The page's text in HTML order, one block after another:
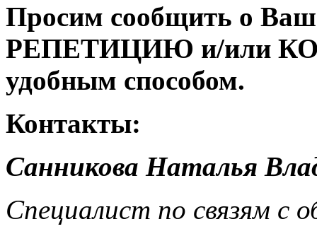
Просим сообщить о
РЕПЕТИЦИЮ и/или
удобным способом.
Контакты:
Санникова Наталья
Специалист по связям с